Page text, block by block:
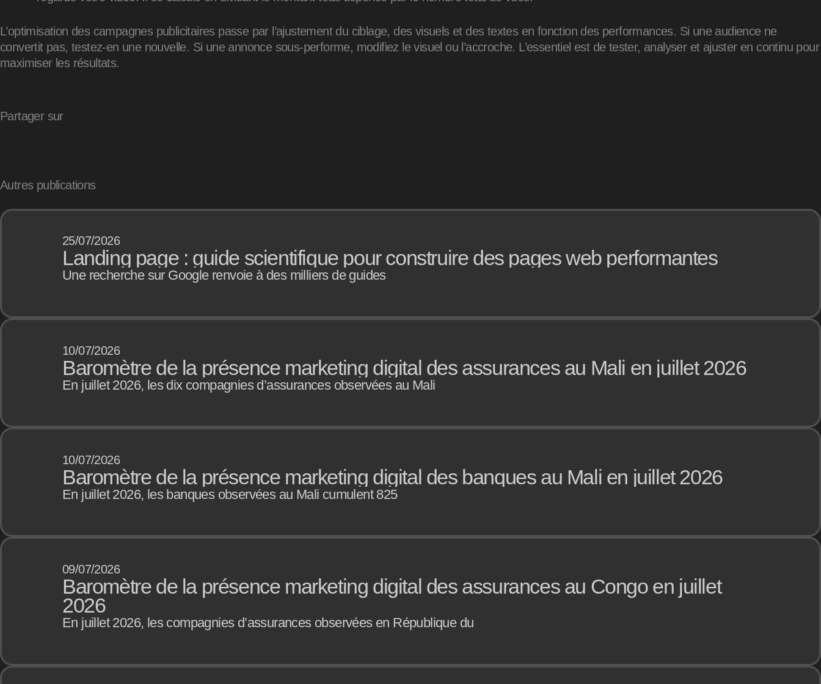
L’optimisation des campagnes publicitaires passe par l’ajustement du ciblage, des visuels et des textes en fonction des performances. Si une audience ne
convertit pas, testez-en une nouvelle. Si une annonce sous-performe, modifiez le visuel ou l’accroche. L’essentiel est de tester, analyser et ajuster en continu pour
maximiser les résultats.
Partager sur
Autres publications
25/07/2026
Landing page : guide scientifique pour construire des pages web performantes
Une recherche sur Google renvoie à des milliers de guides
10/07/2026
Baromètre de la présence marketing digital des assurances au Mali en juillet 2026
En juillet 2026, les dix compagnies d’assurances observées au Mali
10/07/2026
Baromètre de la présence marketing digital des banques au Mali en juillet 2026
En juillet 2026, les banques observées au Mali cumulent 825
09/07/2026
Baromètre de la présence marketing digital des assurances au Congo en juillet
2026
En juillet 2026, les compagnies d’assurances observées en République du